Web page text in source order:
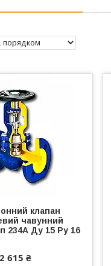
клапан
чавунний
234А Ду 15 Ру 16
2 615 ₴